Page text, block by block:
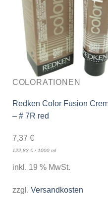
COLORATIONEN
Redken Color Fusion
– # 7R red
7,37 €
122,83 €/1000 ml
inkl. 19 % MwSt.
zzgl. Versandkosten